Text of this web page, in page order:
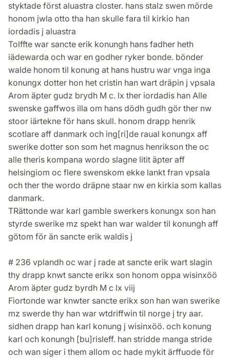
styktade först aluastra closter. hans stalz swen mörde
honom jwla otto tha han skulle fara til kirkio han
iordadis j aluastra
Tolffte war sancte erik konungh hans fadher heth
iädewarda och war en godher ryker bonde. bönder
walde honom til konung at hans hustru war vnga inga
konungx dotter hon het cristin han wart dräpin j vpsala
Arom äpter gudz brydh M c. lx ther iordadis han Alle
swenske gaffwos illa om hans dödh gudh gör ther nw
stoor iärtekne för hans skull. honom drapp henrik
scotlare aff danmark och ing[ri]de raual konungx aff
swerike dotter son som het magnus henrikson the oc
alle theris kompana wordo slagne litit äpter aff
helsingiom oc flere swenskom ekke lankt fran vpsala
och ther the wordo dräpne staar nw en kirkia som kallas
danmark.
TRättonde war karl gamble swerkers konungx son han
styrde swerike mz spekt han war walder til konungh aff
götom för än sancte erik waldis j
# 236 vplandh oc war j rade at sancte erik wart slagin
thy drapp knwt sancte erikx son honom oppa wisinxöö
Arom äpter gudz byrdh M c lx viij
Fiortonde war knwter sancte erikx son han wan swerike
mz swerde thy han war wtdriffwin til norge j try aar.
sidhen drapp han karl konung j wisinxöö. och konung
karl och konungh [bu]risleff. han stridde manga stride
och wan siger i them allom oc hade mykit ärffuode för